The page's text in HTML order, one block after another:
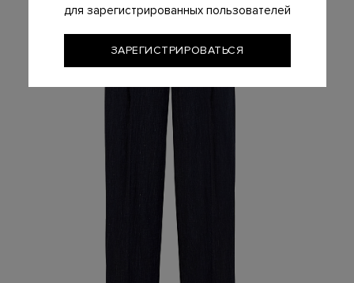
для зарегистрированных пользователей
ЗАРЕГИСТРИРОВАТЬСЯ